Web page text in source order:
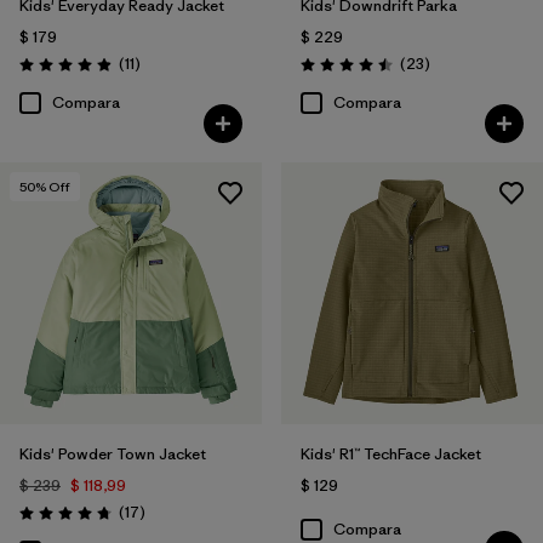
Kids' Everyday Ready Jacket
$ 179
Valoración: 4.9 / 5
(11Comentarios
)
Compara
Kids' Downdrift Parka
$ 229
Valoración: 4.5 / 5
(23Comentarios
)
Compara
50% Off
Kids' Powder Town Jacket
$ 239 $ 118,99
Valoración: 4.8 / 5
(17Comentarios
)
Kids' R1™ TechFace Jacket
$ 129
Compara